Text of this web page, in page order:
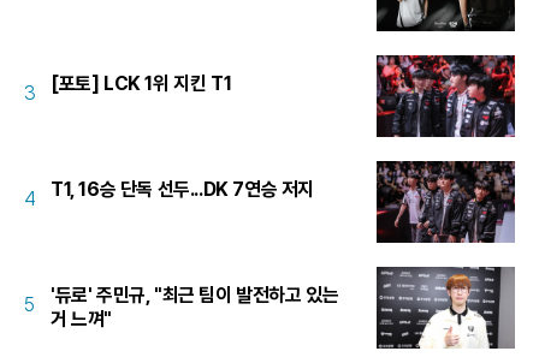
3 [포토] LCK 1위 지킨 T1
4 T1, 16승 단독 선두...DK 7연승 저지
5
'듀로' 주민규, "최근 팀이 발전하고 있는
거 느껴"